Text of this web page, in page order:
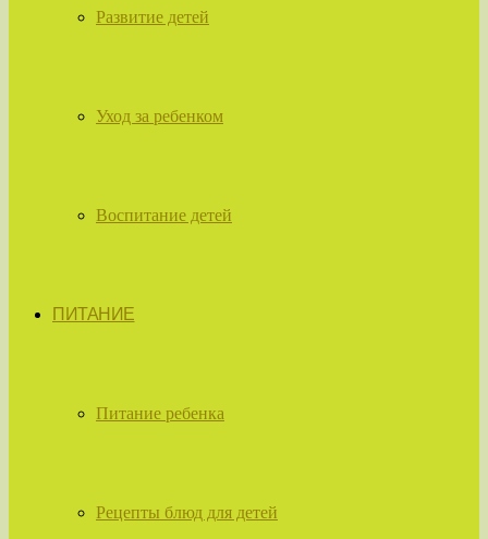
Развитие детей
Уход за ребенком
Воспитание детей
ПИТАНИЕ
Питание ребенка
Рецепты блюд для детей